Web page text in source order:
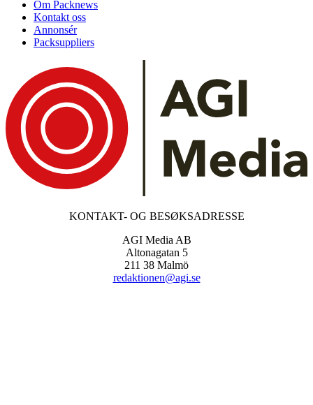
Om Packnews
Kontakt oss
Annonsér
Packsuppliers
KONTAKT- OG BESØKSADRESSE
AGI Media AB
Altonagatan 5
211 38 Malmö
redaktionen@agi.se